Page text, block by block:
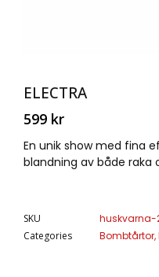
ELECTRA
599 kr
En unik show med fina
blandning av både raka
SKU
huskvarna-
Categories
Bombtårtor,